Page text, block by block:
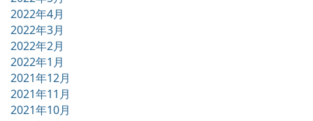
2022年4月
2022年3月
2022年2月
2022年1月
2021年12月
2021年11月
2021年10月